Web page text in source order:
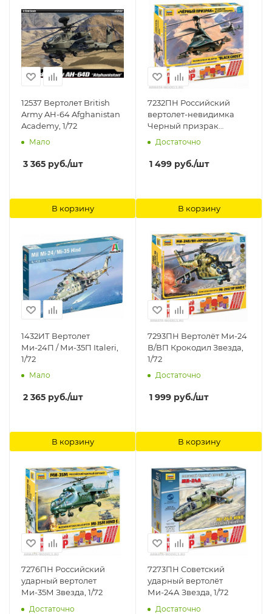
12537 Вертолет British
Army AH-64 Afghanistan
Academy, 1/72
Мало
3 365 руб./шт
В корзину
7232ПН Российский
вертолет-невидимка
Черный призрак
Звезда, 1/72
Достаточно
1 499 руб./шт
В корзину
1432ИТ Вертолет
Ми-24П / Ми-35П Italeri,
1/72
Мало
2 365 руб./шт
В корзину
7293ПН Вертолёт Ми-24
В/ВП Крокодил Звезда,
1/72
Достаточно
1 999 руб./шт
В корзину
7276ПН Российский
ударный вертолет
Ми-35М Звезда, 1/72
Достаточно
7273ПН Советский
ударный вертолёт
Ми-24А Звезда, 1/72
Достаточно